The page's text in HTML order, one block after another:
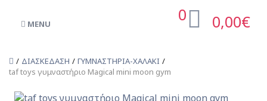
0 0,00€
MENU
ΔΙΑΣΚΕΔΑΣΗ
ΓΥΜΝΑΣΤΗΡΙΑ-ΧΑΛΑΚΙ
taf toys γυμναστήριο Magical mini moon gym